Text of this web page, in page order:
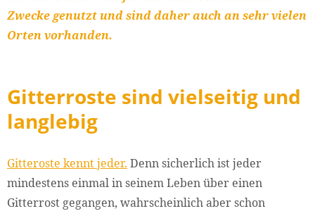
Zwecke genutzt und sind daher auch an sehr vielen
Orten vorhanden.
Gitterroste sind vielseitig und
langlebig
Gitteroste kennt jeder. Denn sicherlich ist jeder
mindestens einmal in seinem Leben über einen
Gitterrost gegangen, wahrscheinlich aber schon